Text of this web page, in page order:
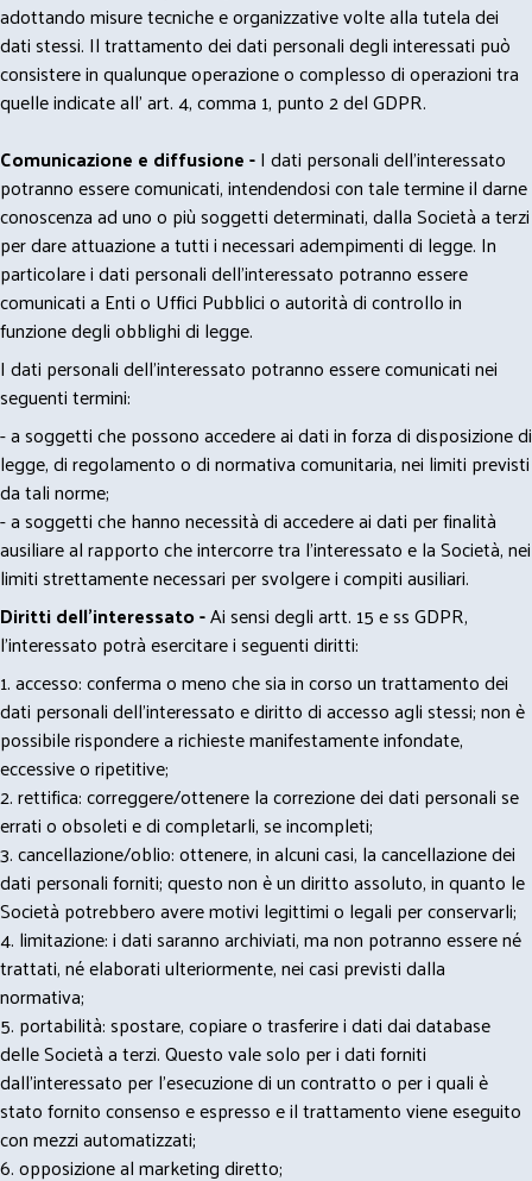
adottando misure tecniche e organizzative volte alla tutela dei
dati stessi. Il trattamento dei dati personali degli interessati può
consistere in qualunque operazione o complesso di operazioni tra
quelle indicate all' art. 4, comma 1, punto 2 del GDPR.
Comunicazione e diffusione -I dati personali dell’interessato
potranno essere comunicati, intendendosi con tale termine il darne
conoscenza ad uno o più soggetti determinati, dalla Società a terzi
per dare attuazione a tutti i necessari adempimenti di legge. In
particolare i dati personali dell’interessato potranno essere
comunicati a Enti o Uffici Pubblici o autorità di controllo in
funzione degli obblighi di legge.
I dati personali dell’interessato potranno essere comunicati nei
seguenti termini:
- a soggetti che possono accedere ai dati in forza di disposizione di
legge, di regolamento o di normativa comunitaria, nei limiti previsti
da tali norme;
- a soggetti che hanno necessità di accedere ai dati per finalità
ausiliare al rapporto che intercorre tra l’interessato e la Società, nei
limiti strettamente necessari per svolgere i compiti ausiliari.
Diritti dell’interessato -Ai sensi degli artt. 15 e ss GDPR,
l’interessato potrà esercitare i seguenti diritti:
1. accesso: conferma o meno che sia in corso un trattamento dei
dati personali dell’interessato e diritto di accesso agli stessi; non è
possibile rispondere a richieste manifestamente infondate,
eccessive o ripetitive;
2. rettifica: correggere/ottenere la correzione dei dati personali se
errati o obsoleti e di completarli, se incompleti;
3. cancellazione/oblio: ottenere, in alcuni casi, la cancellazione dei
dati personali forniti; questo non è un diritto assoluto, in quanto le
Società potrebbero avere motivi legittimi o legali per conservarli;
4. limitazione: i dati saranno archiviati, ma non potranno essere né
trattati, né elaborati ulteriormente, nei casi previsti dalla
normativa;
5. portabilità: spostare, copiare o trasferire i dati dai database
delle Società a terzi. Questo vale solo per i dati forniti
dall’interessato per l’esecuzione di un contratto o per i quali è
stato fornito consenso e espresso e il trattamento viene eseguito
con mezzi automatizzati;
6. opposizione al marketing diretto;